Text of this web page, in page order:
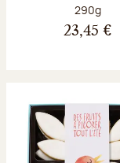
Poids net :
290g
23,45 €